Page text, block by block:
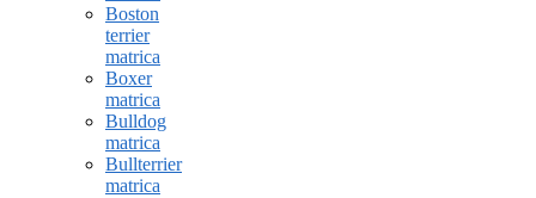
Boston
terrier
matrica
Boxer
matrica
Bulldog
matrica
Bullterrier
matrica